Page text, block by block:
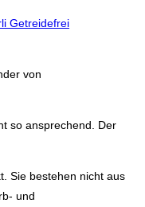
Getreidefrei
von
so ansprechend. Der
Sie bestehen nicht aus
und